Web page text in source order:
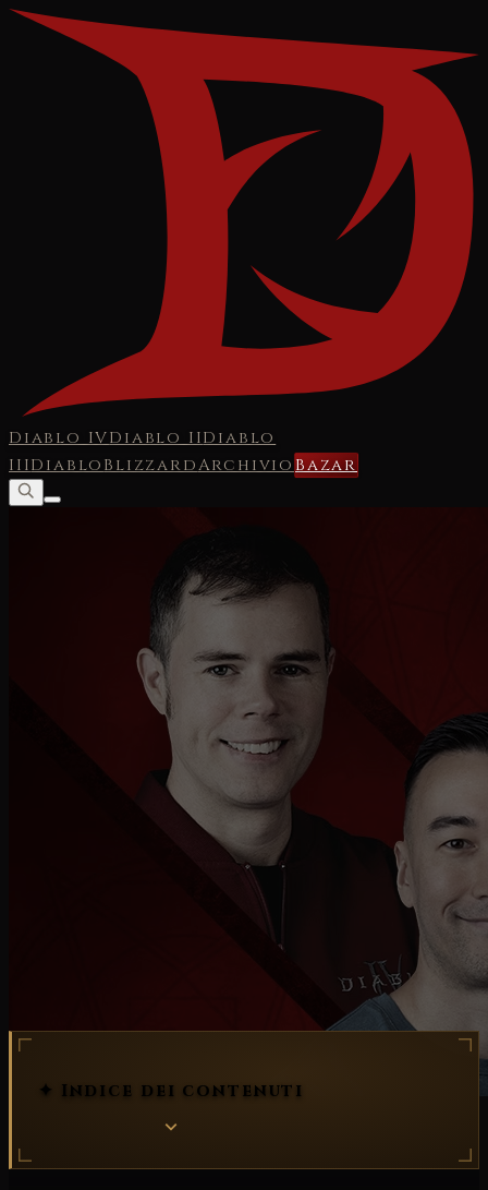
Diablo IVDiablo IIDiablo
IIIDiabloBlizzardArchivioBazar
✦ Indice dei contenuti